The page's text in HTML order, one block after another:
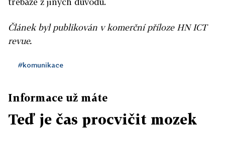
Článek byl publikován v komerční příloze HN ICT
revue.
#komunikace
Informace už máte
Teď je čas procvičit mozek